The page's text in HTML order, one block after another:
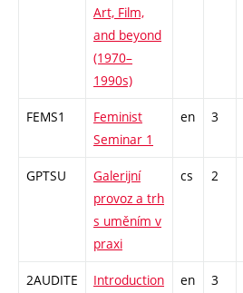
Art, Film,
and beyond
(1970–
1990s)
FEMS1
Feminist
Seminar 1
en 3
GPTSU
Galerijní
provoz a trh
s uměním v
praxi
cs 2
2AUDITE
Introduction
en 3